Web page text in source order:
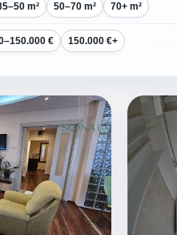
m² 50–70 m² 70+ m²
€ 150.000 €+